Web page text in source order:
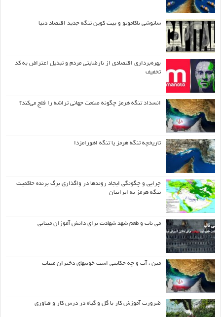
ساتوشی ناکاموتو و بیت کوین تنگه جدید اقتصاد دنیا
بهره‌برداری اقتصادی از نارضایتی مردم و تبدیل اعتراض به کد
تخفیف
انسداد تنگه هرمز چگونه صنعت جهانی تراشه را فلج می‌کند؟
تاریخچه تنگه هرمز یا تنگه اهورامزدا
چرایی و چگونگی ایجاد روندها در واگذاری برگ برنده حاکمیت
تنگه هرمز به ایرانیان
می ناب و طعم شهد شهادت برای دانش آموزان مینابی
مین ، آب و چه حکایتی است خونبهای دختران میناب
ضرورت آموزش کار با گل و گیاه در درس کار و فناوری